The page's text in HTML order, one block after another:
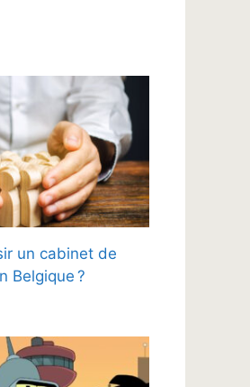
un cabinet de
Belgique ?